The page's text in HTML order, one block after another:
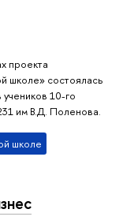
проекта
школе» состоялась
10-го
им В.Д. Поленова.
школе